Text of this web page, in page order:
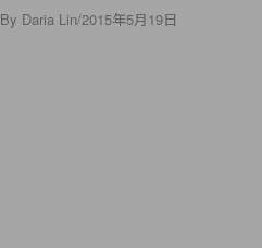
By Daria Lin/2015年5月19日